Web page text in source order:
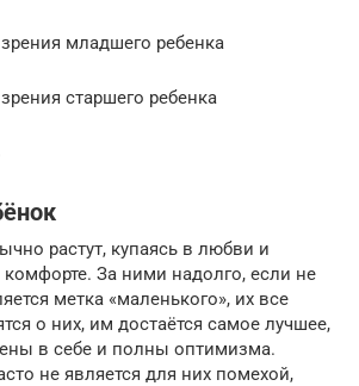
младшего ребенка
старшего ребенка
растут, купаясь в любви и
За ними надолго, если не
метка «маленького», их все
о них, им достаётся самое лучшее,
в себе и полны оптимизма.
не является для них помехой,